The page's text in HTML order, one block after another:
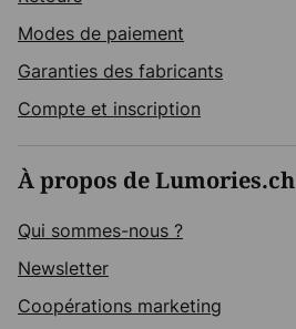
Modes de paiement
Garanties des fabricants
Compte et inscription
À propos de Lumories.ch
Qui sommes-nous ?
Newsletter
Coopérations marketing